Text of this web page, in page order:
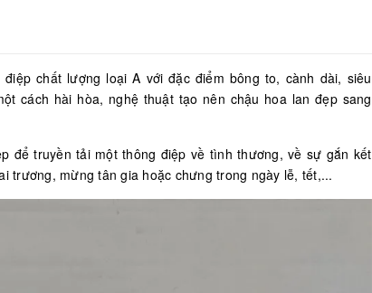
chất lượng loại A với đặc điểm bông to, cành dài, siêu
cách hài hòa, nghệ thuật tạo nên chậu hoa lan đẹp sang
để truyền tải một thông điệp về tình thương, về sự gắn kết
trương, mừng tân gia hoặc chưng trong ngày lễ, tết,...